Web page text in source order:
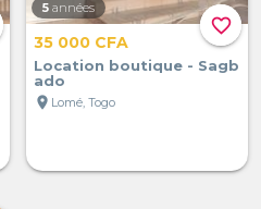
favorite_border
5 années
35 000 CFA
Location boutique - Sagb
ado
location_on Lomé, Togo